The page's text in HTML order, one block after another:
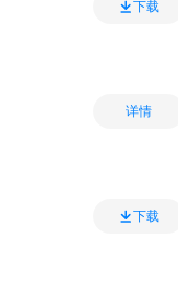
下载
详情
下载